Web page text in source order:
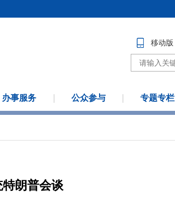
移动版
办事服务 公众参与 专题专栏
朗普会谈